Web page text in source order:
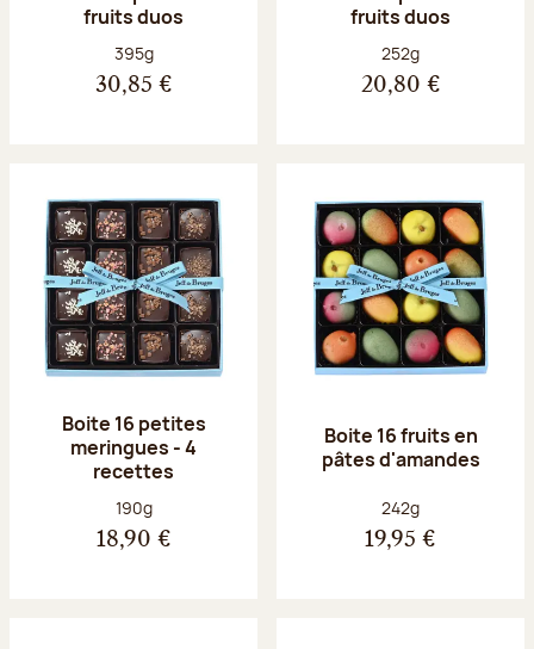
fruits duos
Poids net :
395g
30,85 €
fruits duos
Poids net :
252g
20,80 €
Boite 16 petites
meringues - 4
recettes
Poids net :
190g
18,90 €
Boite 16 fruits en
pâtes d'amandes
Poids net :
242g
19,95 €